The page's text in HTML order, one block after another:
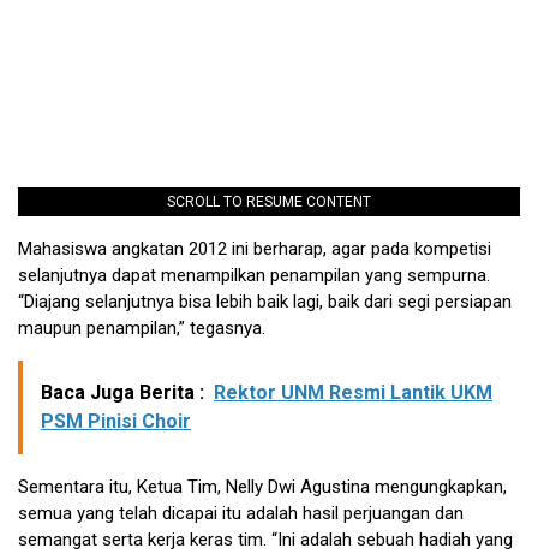
SCROLL TO RESUME CONTENT
Mahasiswa angkatan 2012 ini berharap, agar pada kompetisi
selanjutnya dapat menampilkan penampilan yang sempurna.
“Diajang selanjutnya bisa lebih baik lagi, baik dari segi persiapan
maupun penampilan,” tegasnya.
Baca Juga Berita : Rektor UNM Resmi Lantik UKM
PSM Pinisi Choir
Sementara itu, Ketua Tim, Nelly Dwi Agustina mengungkapkan,
semua yang telah dicapai itu adalah hasil perjuangan dan
semangat serta kerja keras tim. “Ini adalah sebuah hadiah yang